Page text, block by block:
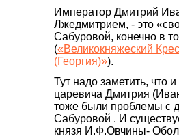
Император Дмитрий
Лжедмитрием, - это
Сабуровой, конечно в
(«Великокняжеский
(Георгия)»).
Тут надо заметить, что
царевича Дмитрия
тоже были проблемы с
Сабуровой . И
князя И.Ф.Овчины-